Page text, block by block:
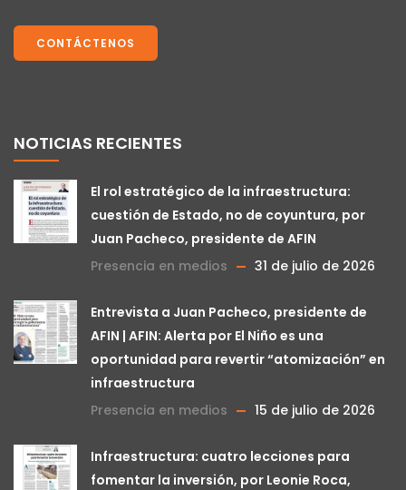
CONTÁCTENOS
NOTICIAS RECIENTES
El rol estratégico de la infraestructura:
cuestión de Estado, no de coyuntura, por
Juan Pacheco, presidente de AFIN
Presencia en medios
31 de julio de 2026
Entrevista a Juan Pacheco, presidente de
AFIN | AFIN: Alerta por El Niño es una
oportunidad para revertir “atomización” en
infraestructura
Presencia en medios
15 de julio de 2026
Infraestructura: cuatro lecciones para
fomentar la inversión, por Leonie Roca,